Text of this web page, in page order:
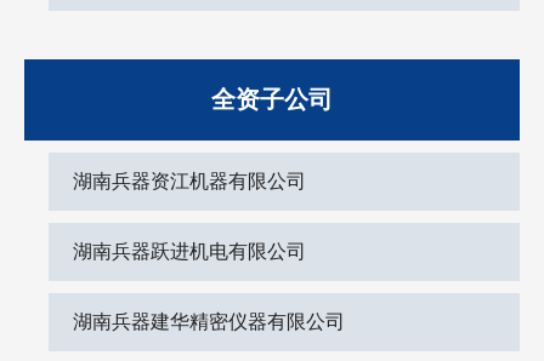
全资子公司
湖南兵器资江机器有限公司
湖南兵器跃进机电有限公司
湖南兵器建华精密仪器有限公司